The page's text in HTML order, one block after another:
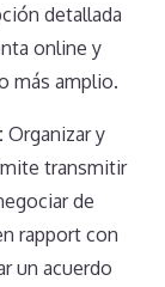
detallada
online y
más amplio.
Organizar y
transmitir
de
rapport con
un acuerdo